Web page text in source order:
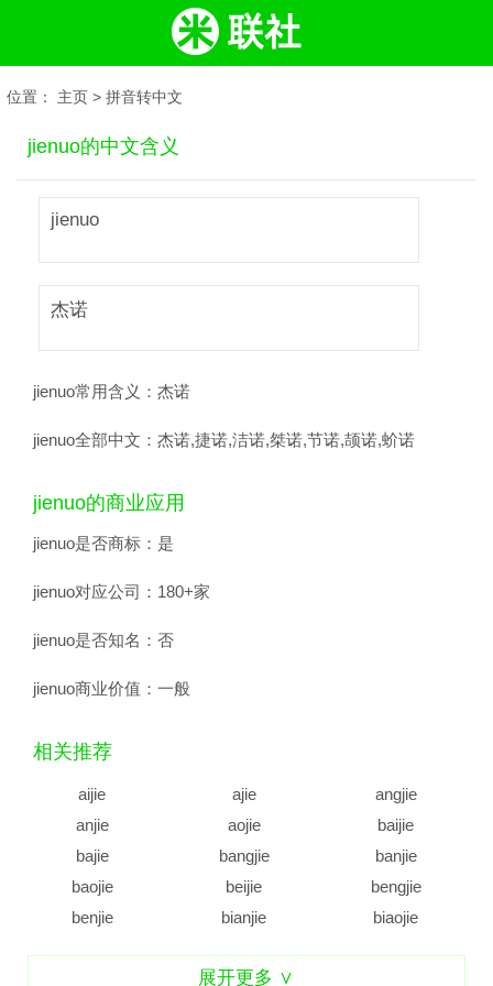
位置： 主页 > 拼音转中文
jienuo的中文含义
jienuo
杰诺
jienuo常用含义： 杰诺
jienuo全部中文： 杰诺,捷诺,洁诺,桀诺,节诺,颉诺,蚧诺
jienuo的商业应用
jienuo是否商标： 是
jienuo对应公司： 180+家
jienuo是否知名： 否
jienuo商业价值： 一般
相关推荐
aijie ajie
angjie
anjie
aojie
baijie
bajie
bangjie
banjie
baojie
beijie
bengjie
benjie
bianjie
biaojie
bojie
展开更多 ∨